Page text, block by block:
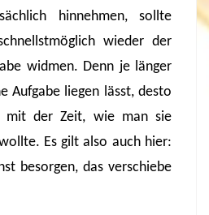
hinnehmen, sollte
wieder der
widmen. Denn je länger
Aufgabe liegen lässt, desto
mit der Zeit, wie man sie
Es gilt also auch hier:
besorgen, das verschiebe